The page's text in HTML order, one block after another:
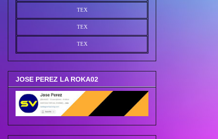
TEX
TEX
TEX
JOSE PEREZ LA ROKA02